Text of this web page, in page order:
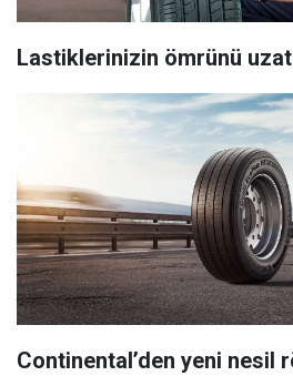
Lastiklerinizin ömrünü
Continental’den yeni nesil